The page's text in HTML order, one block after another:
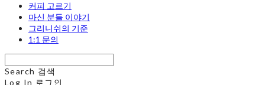
커피 고르기
마신 분들 이야기
그리니쉬의 기준
1:1 문의
Search 검색
Log In 로그인